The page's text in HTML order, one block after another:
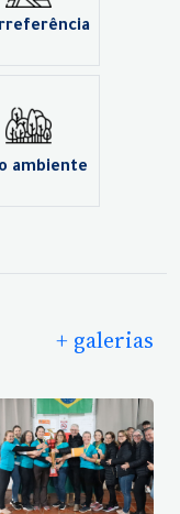
ambiente
+ galerias